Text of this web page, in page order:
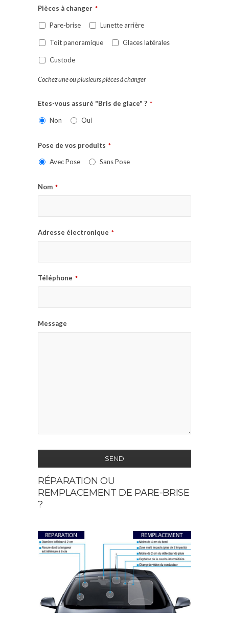
Pièces à changer *
Pare-brise Lunette arrière
Toit panoramique Glaces latérales
Custode
Cochez une ou plusieurs pièces à changer
Etes-vous assuré "Bris de glace" ? *
Non Oui
Pose de vos produits *
Avec Pose Sans Pose
Nom *
Adresse électronique *
Téléphone *
Message
SEND
This
field
should
left
blank
RÉPARATION OU
REMPLACEMENT DE PARE-BRISE
?